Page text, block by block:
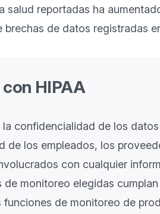
salud reportadas ha
de datos registradas
HIPAA
confidencialidad de los
de los empleados, los
con cualquier
de monitoreo elegidas
de monitoreo de